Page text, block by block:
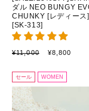
ダル NEO BUNGY
CHUNKY [レディー
[SK-313]
通
価
格
¥11,000
セ
ル
価
¥8,800
セール WOMEN